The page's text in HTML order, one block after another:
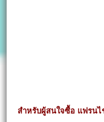
สำหรับผู้สนใจซื้อ แฟรน